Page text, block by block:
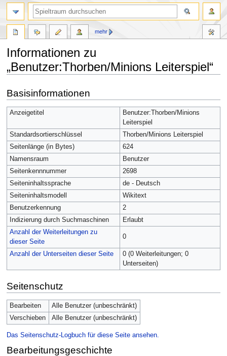
Informationen zu
„Benutzer:Thorben/Minions Leiterspiel“
Navigation
springen
Suche
springen
Basisinformationen
Anzeigetitel
Benutzer:Thorben/Minions
Leiterspiel
Standardsortierschlüssel
Thorben/Minions Leiterspiel
Seitenlänge (in Bytes)
624
Namensraum
Benutzer
Seitenkennnummer
2698
Seiteninhaltssprache
de - Deutsch
Seiteninhaltsmodell
Wikitext
Benutzerkennung
2
Indizierung durch Suchmaschinen
Erlaubt
Anzahl der Weiterleitungen zu
dieser Seite
0
Anzahl der Unterseiten dieser Seite
0 (0 Weiterleitungen; 0
Unterseiten)
Seitenschutz
Bearbeiten
Alle Benutzer (unbeschränkt)
Verschieben
Alle Benutzer (unbeschränkt)
Das Seitenschutz-Logbuch für diese Seite ansehen.
Bearbeitungsgeschichte
mehr